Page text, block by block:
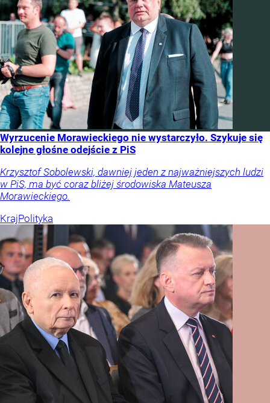
Wyrzucenie Morawieckiego nie wystarczyło. Szykuje się
kolejne głośne odejście z PiS
Krzysztof Sobolewski, dawniej jeden z najważniejszych ludzi
w PiS, ma być coraz bliżej środowiska Mateusza
Morawieckiego.
KrajPolityka